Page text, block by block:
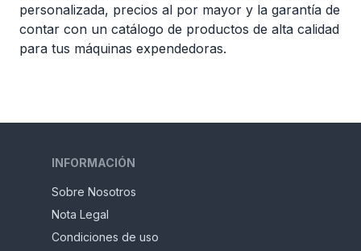
personalizada, precios al por mayor y la garantía de
contar con un catálogo de productos de alta calidad
para tus máquinas expendedoras.
INFORMACIÓN
Sobre Nosotros
Nota Legal
Condiciones de uso